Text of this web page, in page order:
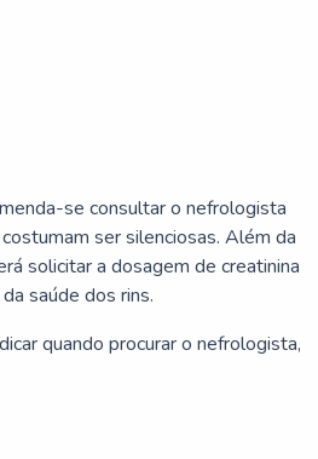
se consultar o nefrologista
ser silenciosas. Além da
solicitar a dosagem de creatinina
saúde dos rins.
quando procurar o nefrologista,